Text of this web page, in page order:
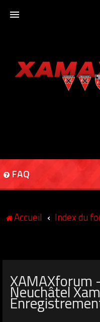
XAMAXFORUM
FAQ
Accueil Index du
XAMAXforum
Neuchâtel